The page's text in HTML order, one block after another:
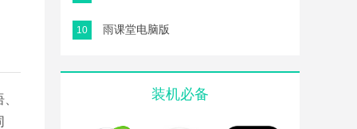
10 雨课堂电脑版
装机必备